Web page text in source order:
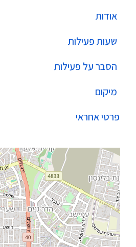
אודות
שעות פעילות
הסבר על פעילות
מיקום
פרטי אחראי